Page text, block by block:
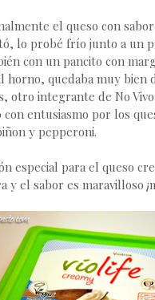
el queso con
lo probé frío junto a un
con un pancito con
horno, quedaba muy bien
otro integrante de No Vivo
con entusiasmo por los
y pepperoni.
especial para el queso
y el sabor es maravilloso